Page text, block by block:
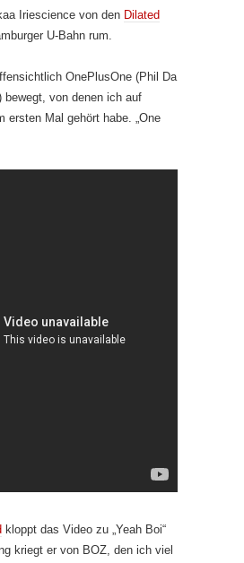
Iriescience von den Dilated
U-Bahn rum.
OnePlusOne (Phil Da
bewegt, von denen ich auf
ersten Mal gehört habe. „One
kloppt das Video zu „Yeah Boi“
kriegt er von BOZ, den ich viel